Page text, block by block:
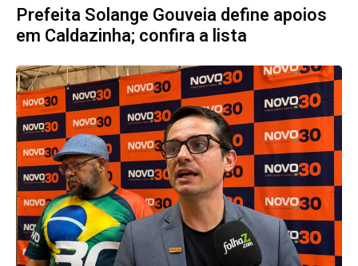
Prefeita Solange Gouveia define apoios
em Caldazinha; confira a lista